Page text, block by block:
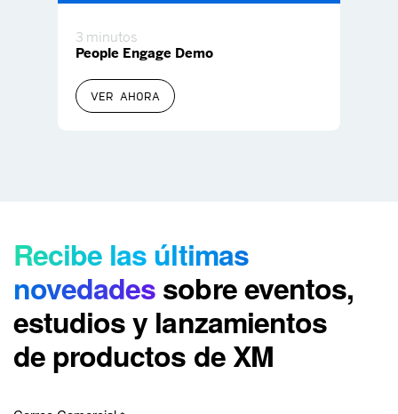
3 minutos
People Engage Demo
VER AHORA